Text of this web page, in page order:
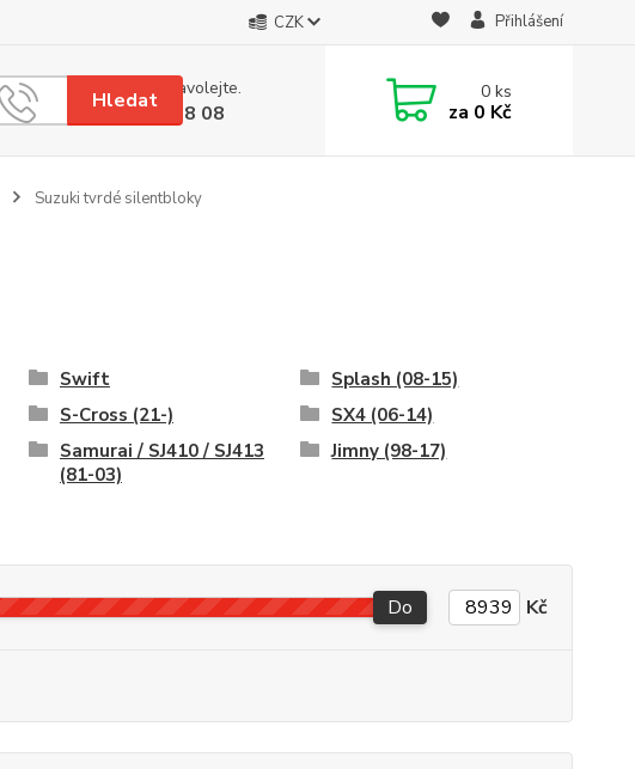
CZK Přihlášení
Hledat
Nevíte si rady? Zavolejte.
+420 608 08 18 08
0ks
za 0 Kč
Suzuki tvrdé silentbloky
Swift
Splash (08-15)
S-Cross (21-)
SX4 (06-14)
Samurai / SJ410 / SJ413
(81-03)
Jimny (98-17)
Do Kč